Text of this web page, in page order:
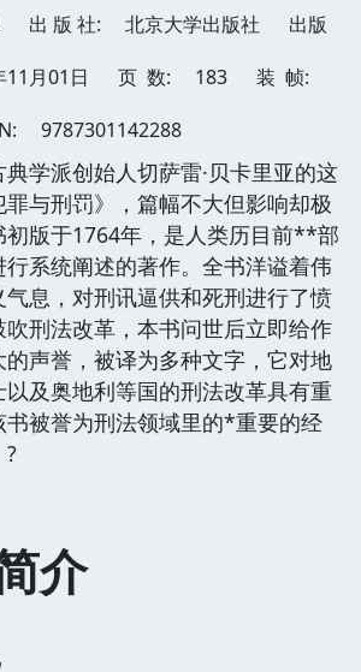
出 版 社: 北京大学出版社
出版
11月01日 页 数: 183
装 帧:
9787301142288
学派创始人切萨雷·贝卡里亚的这
与刑罚》，篇幅不大但影响却极
初版于1764年，是人类历目前**部
系统阐述的著作。全书洋谥着伟
气息，对刑讯逼供和死刑进行了愤
刑法改革，本书问世后立即给作
声誉，被译为多种文字，它对地
及奥地利等国的刑法改革具有重
书被誉为刑法领域里的*重要的经
介